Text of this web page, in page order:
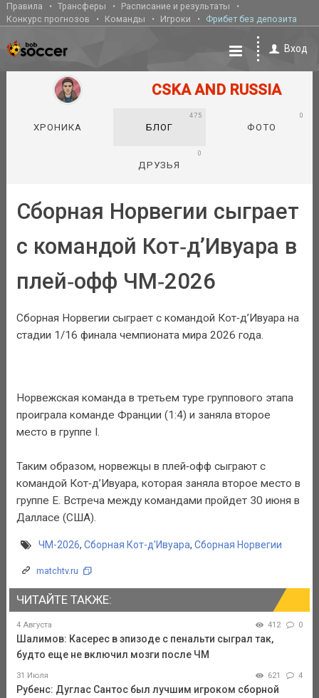
Правила Трансферы
Расписание и результаты
Конкурс прогнозов
Команды Игроки Фрибет без депозита
Вход
CSKA AND RUSSIA
ХРОНИКА БЛОГ
475
ФОТО
0
ДРУЗЬЯ
0
Сборная Норвегии сыграет
с командой Кот‑д’Ивуара в
плей‑офф ЧМ‑2026
Сборная Норвегии сыграет с командой Кот‑д’Ивуара на
стадии 1/16 финала чемпионата мира 2026 года.
Норвежская команда в третьем туре группового этапа
проиграла команде Франции (1:4) и заняла второе
место в группе I.
Таким образом, норвежцы в плей‑офф сыграют с
командой Кот‑д’Ивуара, которая заняла второе место в
группе E. Встреча между командами пройдет 30 июня в
Далласе (США).
ЧМ-2026, Сборная Кот-д'Ивуара, Сборная Норвегии
matchtv.ru
ЧИТАЙТЕ ТАКЖЕ:
4 Августа 412 0
Шалимов: Касерес в эпизоде с пенальти сыграл так,
будто еще не включил мозги после ЧМ
31 Июля 621 4
Рубенс: Дуглас Сантос был лучшим игроком сборной